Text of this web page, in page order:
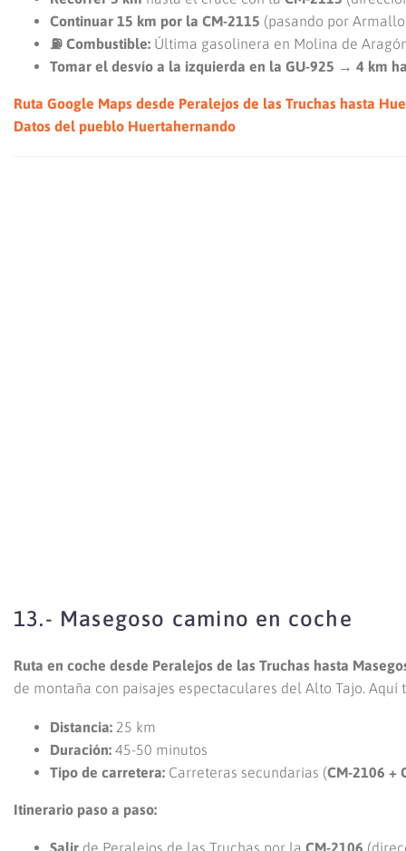
Continuar 15 km por la CM-2115 (pasando por
⛽ Combustible: Última gasolinera en Molina de
Tomar el desvío a la izquierda en la GU-925 → 4 km
Ruta Google Maps desde Peralejos de las Truchas hasta
Datos del pueblo Huertahernando
13.- Masegoso camino en coche
Ruta en coche desde Peralejos de las Truchas hasta
de montaña con paisajes espectaculares del Alto Tajo.
Distancia: 25 km
Duración: 45-50 minutos
Tipo de carretera: Carreteras secundarias (CM-2106 +
Itinerario paso a paso: